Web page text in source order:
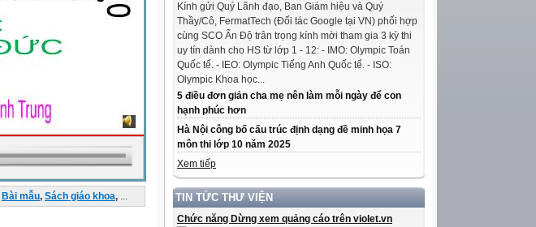
Kính gửi Quý Lãnh đạo, Ban Giám hiệu và Quý
Thầy/Cô, FermatTech (Đối tác Google tại VN) phối hợp
cùng SCO Ấn Độ trân trọng kính mời tham gia 3 kỳ thi
uy tín dành cho HS từ lớp 1 - 12: - IMO: Olympic Toán
Quốc tế. - IEO: Olympic Tiếng Anh Quốc tế. - ISO:
Olympic Khoa học...
5 điều đơn giản cha mẹ nên làm mỗi ngày để con
hạnh phúc hơn
Hà Nội công bố cấu trúc định dạng đề minh họa 7
môn thi lớp 10 năm 2025
Xem tiếp
TIN TỨC THƯ VIỆN
Chức năng Dừng xem quảng cáo trên violet.vn
Bài mẫu, Sách giáo khoa, ...